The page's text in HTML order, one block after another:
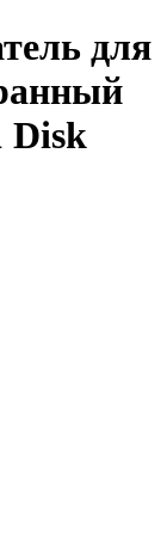
для
Disk